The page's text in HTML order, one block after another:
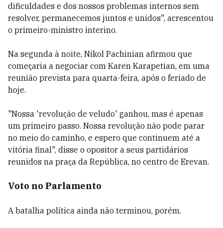
dificuldades e dos nossos problemas internos sem
resolver, permanecemos juntos e unidos", acrescentou
o primeiro-ministro interino.
Na segunda à noite, Nikol Pachinian afirmou que
começaria a negociar com Karen Karapetian, em uma
reunião prevista para quarta-feira, após o feriado de
hoje.
"Nossa 'revolução de veludo' ganhou, mas é apenas
um primeiro passo. Nossa revolução não pode parar
no meio do caminho, e espero que continuem até a
vitória final", disse o opositor a seus partidários
reunidos na praça da República, no centro de Erevan.
Voto no Parlamento
A batalha política ainda não terminou, porém.